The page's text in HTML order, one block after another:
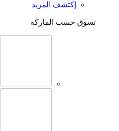
إكتشف المزيد
تسوق حسب الماركة